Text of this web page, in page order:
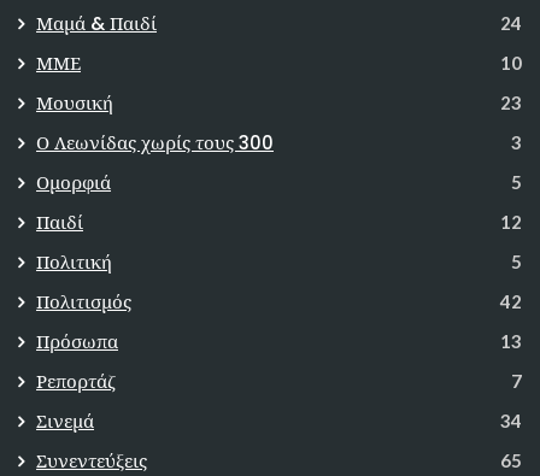
Μαμά & Παιδί 24
ΜΜΕ 10
Μουσική 23
Ο Λεωνίδας χωρίς τους 300 3
Ομορφιά 5
Παιδί 12
Πολιτική 5
Πολιτισμός 42
Πρόσωπα 13
Ρεπορτάζ 7
Σινεμά 34
Συνεντεύξεις 65